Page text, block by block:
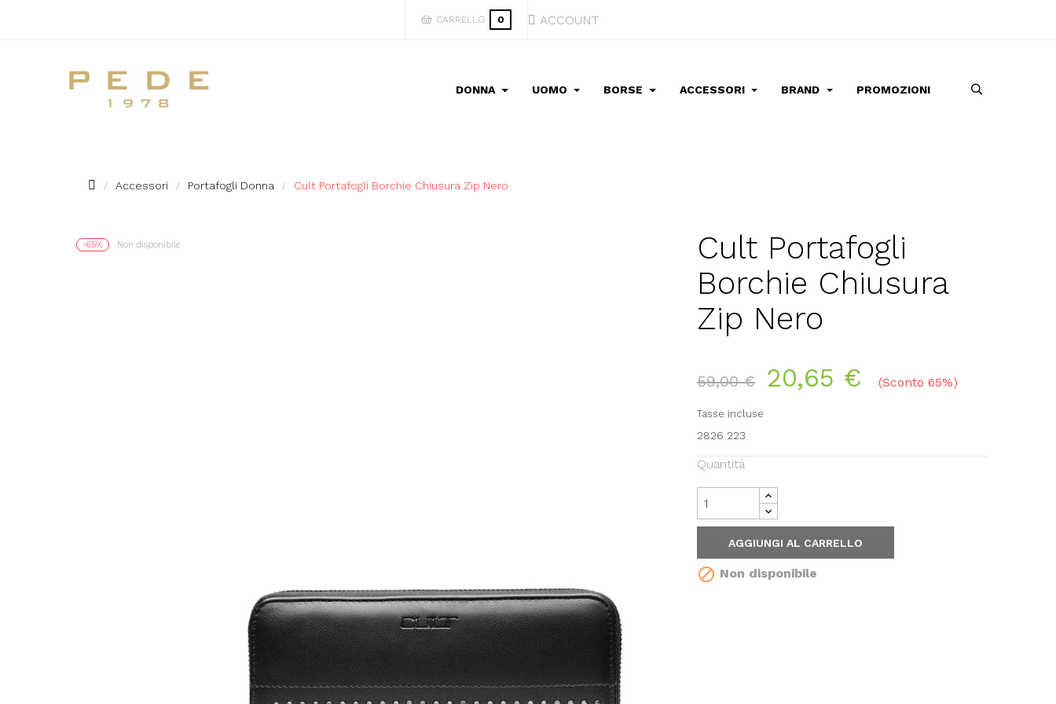
CARRELLO 0 ACCOUNT
DONNA UOMO BORSE ACCESSORI BRAND PROMOZIONI
Accessori Portafogli Donna Cult Portafogli Borchie Chiusura Zip Nero
-65% Non disponibile
Cult Portafogli
Borchie Chiusura
Zip Nero
59,00 € 20,65 € Sconto 65%
Tasse incluse
2826 223
Quantità
AGGIUNGI AL CARRELLO
 Non disponibile